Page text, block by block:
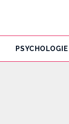
PSYCHOLOGIE